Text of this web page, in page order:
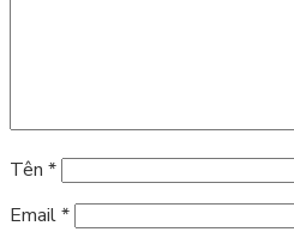
Tên *
Email*